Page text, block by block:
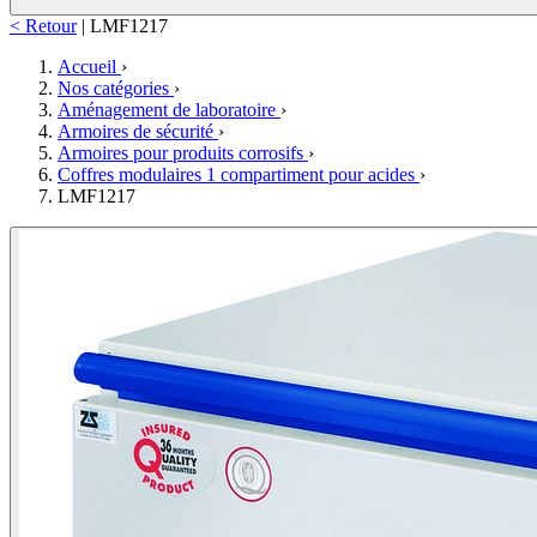
< Retour | LMF1217
Accueil ›
Nos catégories ›
Aménagement de laboratoire ›
Armoires de sécurité ›
Armoires pour produits corrosifs ›
Coffres modulaires 1 compartiment pour acides ›
LMF1217